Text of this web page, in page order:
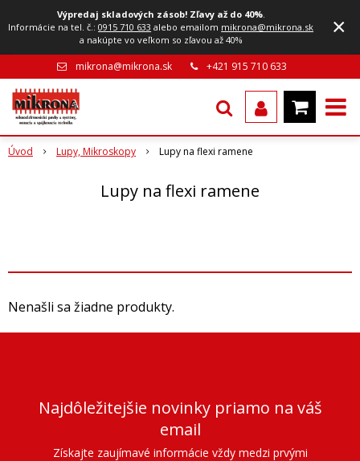
Výpredaj skladových zásob! Zľavy až do 40%.
Informácie na tel. č.:0915 710 633 alebo emailom mikrona@mikrona.sk
a nakúpte vo veľkom so zľavou až 40%
×
mikrona@mikrona.sk +421 915 710 633
Úvod Lupy, Mikroskopy Lupy na flexi ramene
Lupy na flexi ramene
Nenašli sa žiadne produkty.
Najdôležitejšie novinky priamo na váš
email
Získajte zaujímavé informácie vždy medzi prvými